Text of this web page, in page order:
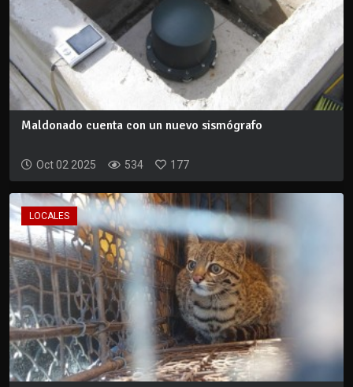
Maldonado cuenta con un nuevo sismógrafo
Oct 02 2025 534 177
LOCALES